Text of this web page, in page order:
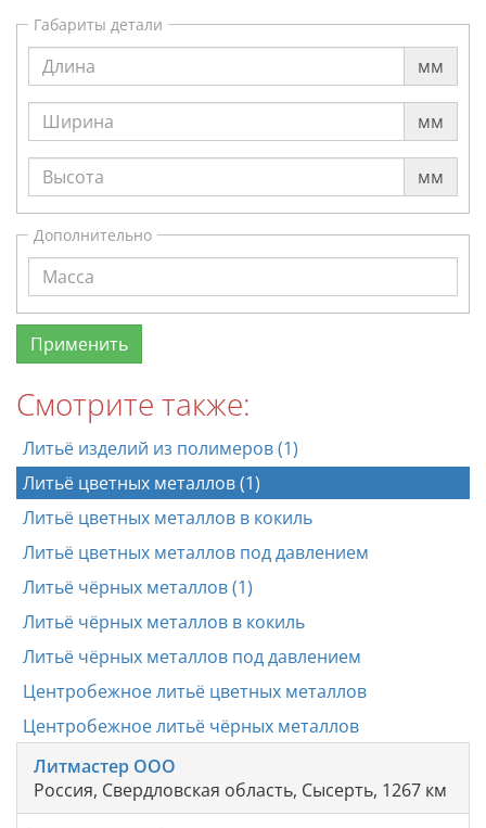
Габариты детали
мм
мм
мм
Дополнительно
Смотрите также:
Литьё изделий из полимеров (1)
Литьё цветных металлов (1)
Литьё цветных металлов в кокиль
Литьё цветных металлов под давлением
Литьё чёрных металлов (1)
Литьё чёрных металлов в кокиль
Литьё чёрных металлов под давлением
Центробежное литьё цветных металлов
Центробежное литьё чёрных металлов
Литмастер ООО
Россия, Свердловская область, Сысерть, 1267 км